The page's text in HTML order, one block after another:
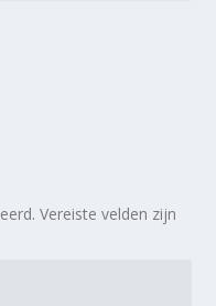
Vereiste velden zijn